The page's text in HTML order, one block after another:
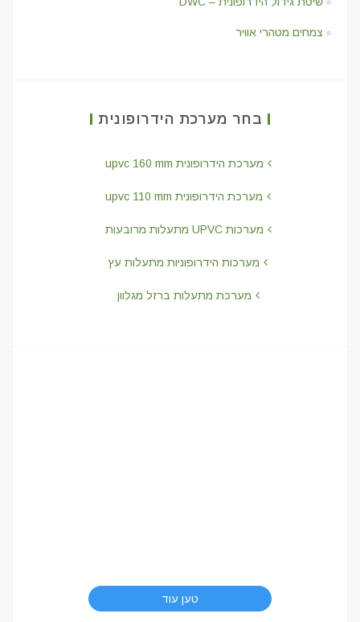
צמחים מטהרי אוויר
בחר מערכת הידרופונית
מערכת הידרופונית upvc 160 mm
מערכת הידרופונית upvc 110 mm
מערכות UPVC מתעלות מרובעות
מערכות הידרופוניות מתעלות עץ
מערכת מתעלות ברזל מגלוון
טען עוד